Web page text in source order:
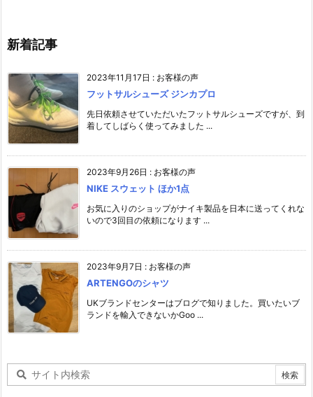
新着記事
2023年11月17日 : お客様の声
フットサルシューズ ジンカプロ
先日依頼させていただいたフットサルシューズですが、到
着してしばらく使ってみました ...
2023年9月26日 : お客様の声
NIKE スウェット ほか1点
お気に入りのショップがナイキ製品を日本に送ってくれな
いので3回目の依頼になります ...
2023年9月7日 : お客様の声
ARTENGOのシャツ
UKブランドセンターはブログで知りました。買いたいブ
ランドを輸入できないかGoo ...